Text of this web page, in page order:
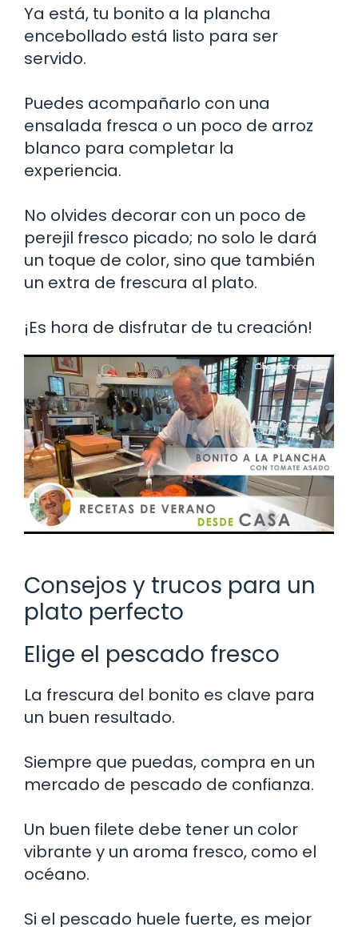
Ya está, tu bonito a la plancha
encebollado está listo para ser
servido.
Puedes acompañarlo con una
ensalada fresca o un poco de arroz
blanco para completar la
experiencia.
No olvides decorar con un poco de
perejil fresco picado; no solo le dará
un toque de color, sino que también
un extra de frescura al plato.
¡Es hora de disfrutar de tu creación!
Consejos y trucos para un
plato perfecto
Elige el pescado fresco
La frescura del bonito es clave para
un buen resultado.
Siempre que puedas, compra en un
mercado de pescado de confianza.
Un buen filete debe tener un color
vibrante y un aroma fresco, como el
océano.
Si el pescado huele fuerte, es mejor